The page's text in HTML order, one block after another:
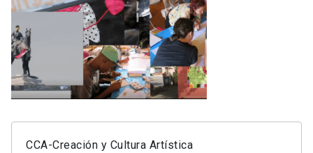
CCA-Creación y Cultura Artística